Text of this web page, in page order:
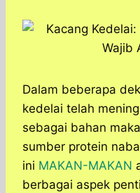
r
Dalam beberapa
kedelai telah
sebagai bahan
sumber protein
ini MAKAN-MAKAN
berbagai aspek